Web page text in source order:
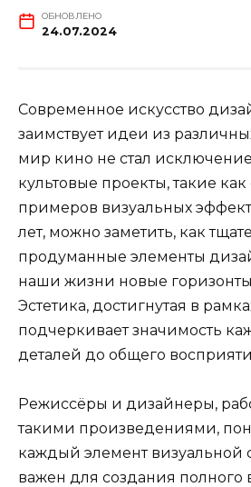
ОБНОВЛЕНО
24.07.2024
Современное искусство
заимствует идеи из
мир кино не стал
культовые проекты, такие
примеров визуальных
лет, можно заметить, как
продуманные элементы
наши жизни новые
Эстетика, достигнутая в
подчеркивает значимость
деталей до общего
Режиссёры и дизайнеры,
такими произведениями,
каждый элемент визуальной
важен для создания полного